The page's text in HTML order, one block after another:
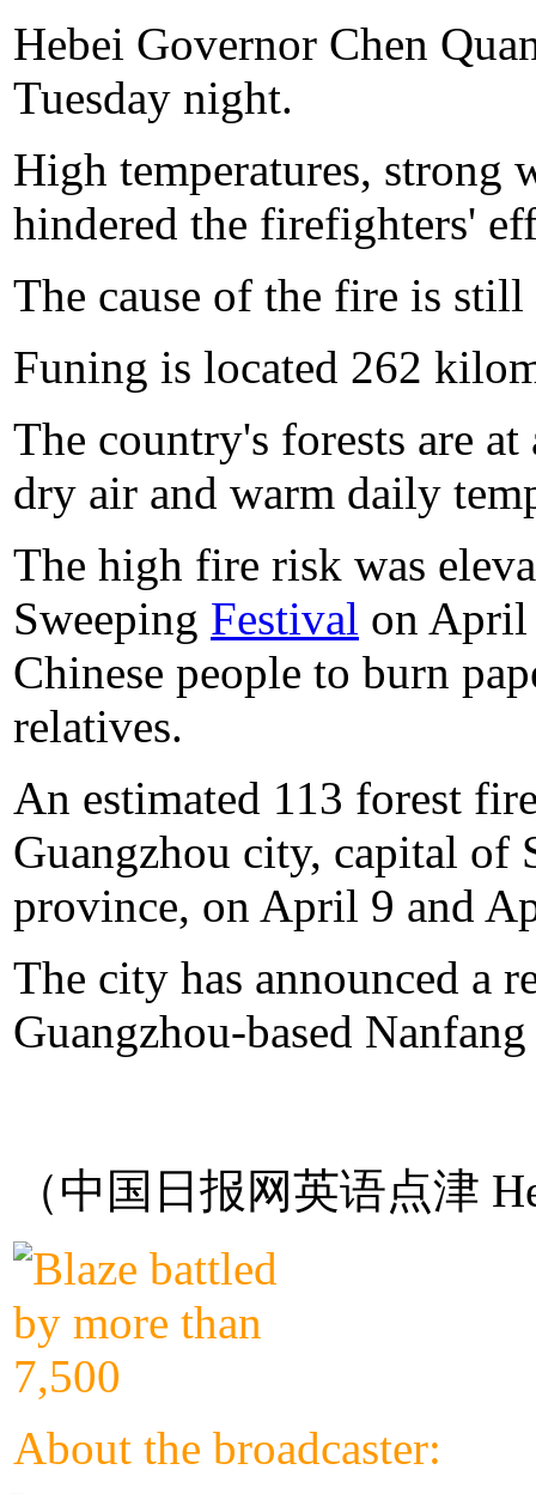
Hebei Governor Chen
Tuesday night.
High temperatures, strong
hindered the firefighters'
The cause of the fire is
Funing is located 262
The country's forests are
dry air and warm daily
The high fire risk was
Sweeping Festival on April
Chinese people to burn
relatives.
An estimated 113 forest
Guangzhou city, capital of
province, on April 9 and
The city has announced a
Guangzhou-based
（中国日报网英语点津
About the broadcaster: